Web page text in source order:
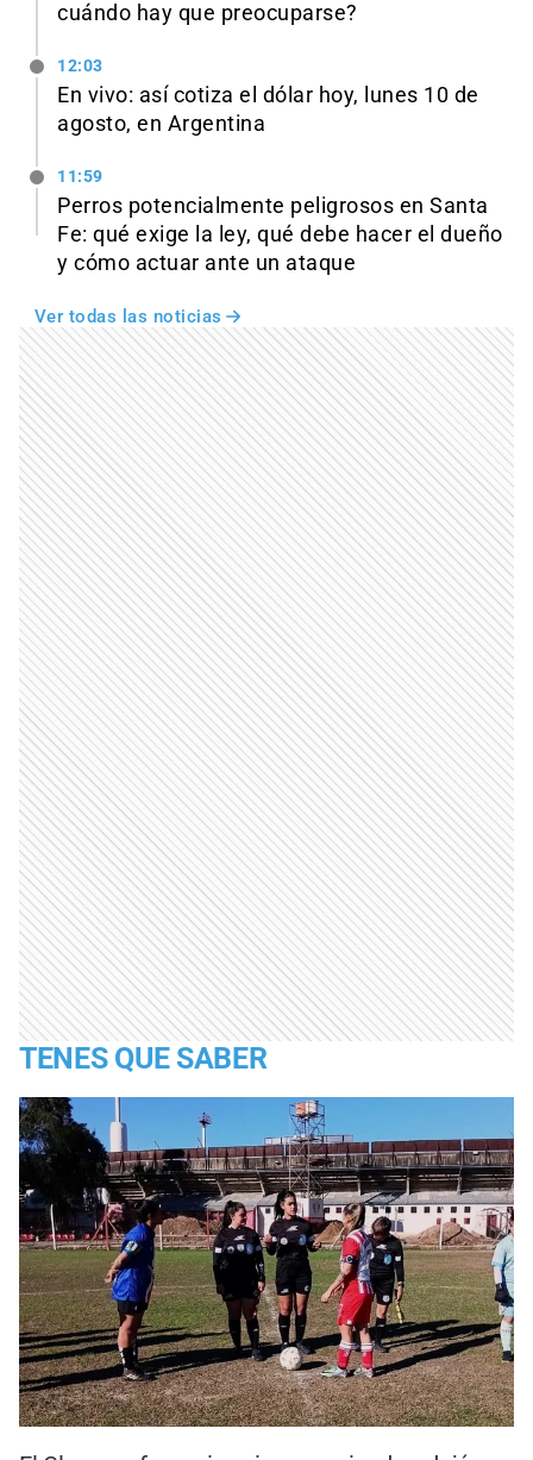
cuándo hay que preocuparse?
12:03
En vivo: así cotiza el dólar hoy, lunes 10 de
agosto, en Argentina
11:59
Perros potencialmente peligrosos en Santa
Fe: qué exige la ley, qué debe hacer el dueño
y cómo actuar ante un ataque
Ver todas las noticias
TENES QUE SABER